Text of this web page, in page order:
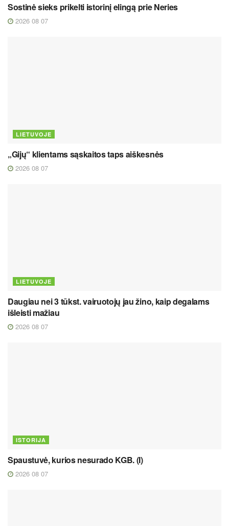
Sostinė sieks prikelti istorinį elingą prie Neries
2026 08 07
LIETUVOJE
„Gijų“ klientams sąskaitos taps aiškesnės
2026 08 07
LIETUVOJE
Daugiau nei 3 tūkst. vairuotojų jau žino, kaip degalams
išleisti mažiau
2026 08 07
ISTORIJA
Spaustuvė, kurios nesurado KGB. (I)
2026 08 07